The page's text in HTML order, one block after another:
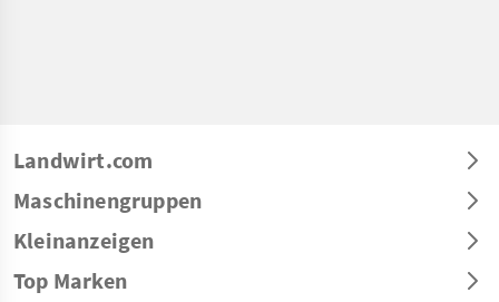
Landwirt.com
Maschinengruppen
Kleinanzeigen
Top Marken